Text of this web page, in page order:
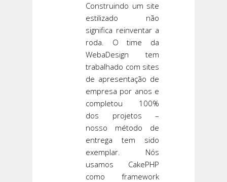
Construindo um site
estilizado não
significa reinventar a
roda. O time da
WebaDesign tem
trabalhado com sites
de apresentação de
empresa por anos e
completou 100%
dos projetos –
nosso método de
entrega tem sido
exemplar. Nós
usamos CakePHP
como framework